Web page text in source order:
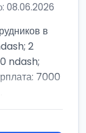
08.06.2026
в
2
ndash;
7000